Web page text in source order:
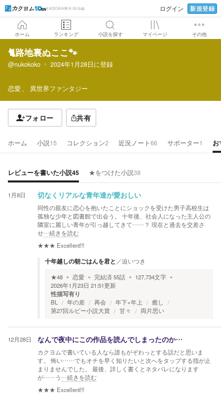
KADOKAWA Group ログイン 新規登録
ホーム ランキング 小説を探す マイページ その他
🐈️路地裏ぬここ🐾
@nukokoko 2024年1月28日に登録
恋愛 異世界ファンタジー
フォロー 共有
ホーム 小説15 コレクション2 近況ノート66 サポーター1 お
レビューを書いた小説45 ★をつけた小説38
1月8日 切なくリアルな青年達が愛おしい
同性の親友に恋心を抱いたことにショックを受けた男子高校生は
孤独な少年と図書館で出会う。 十年後、社会人になった主人公の
隣室に麗しい青年が引っ越してきて……？ 現在と過去を交差さ
せ…続きを読む
★★★ Excellent!!!
十年越しの朝ごはんを君と ／迫いつき
★48 恋愛 完結済55話 127,734文字
2026年1月23日 21:51更新
性描写有り
BL 年の差 再会 年下×年上
癒し
第27回ルビー小説大賞
甘々 両片思い
12月28日 なんで夜中にこの作品を読んでしまったのか…
カクヨムで書いている人なら誰もがぞわっとする話だと思いま
す。 怖い……でもオチを早く知りたいと次へをタップする指が止
まりませんでした。 最後、詳しく書くとネタバレになります
が……う …続きを読む
★★★ Excellent!!!